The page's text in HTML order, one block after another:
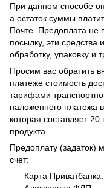
При данном способе
а остаток суммы
Почте. Предоплата не
посылку, эти средства
обработку, упаковку и
Просим вас обратить
платеже стоимость
тарифами
наложенного платежа
которая составляет 20
продукта.
Предоплату (задаток)
счет:
Карта